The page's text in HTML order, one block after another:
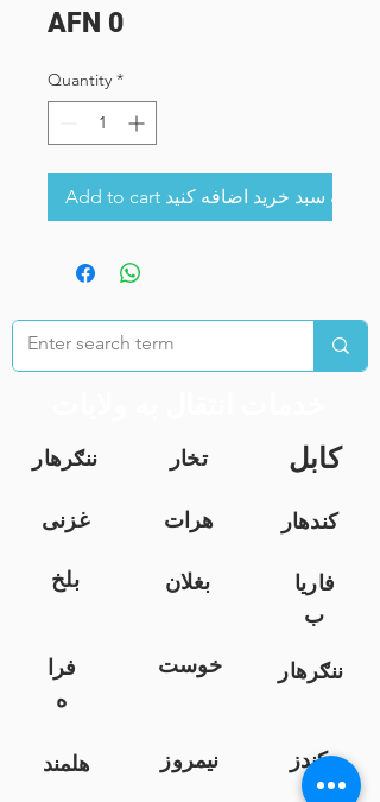
AFN 0Price
Quantity *
Add to cart به سبد خرید اضافه کنید
ننګرهار تخار کابل
غزنی هرات
کندهار
بلخ
بغلان
فاریا
ب
فرا
ه
خوست ننګرهار
هلمند نیمروز
کندز